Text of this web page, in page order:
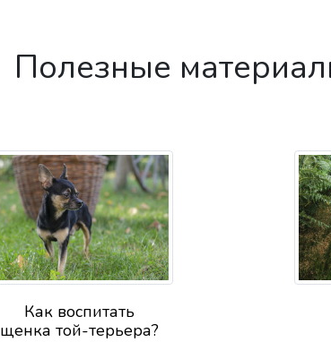
Полезные
Как воспитать
щенка той-терьера?